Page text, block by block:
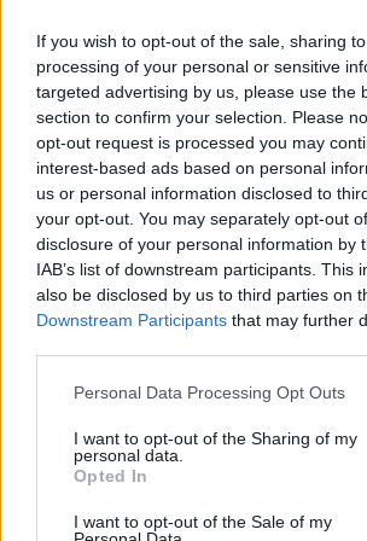
If you wish to opt-out of the sale, sharing
processing of your personal or sensitive
targeted advertising by us, please use the
section to confirm your selection. Please
opt-out request is processed you may
interest-based ads based on personal
us or personal information disclosed to
your opt-out. You may separately opt-out
disclosure of your personal information by
IAB’s list of downstream participants. This
also be disclosed by us to third parties on
Downstream Participants that may further
Please note that this website/app uses one
not limited to your visit or usage behaviour.
grant or deny consent to Google and its
use your data for below specified purposes
consent section.
Personal Data Processing Opt Outs
I want to opt-out of the Sharing of my
personal data.
Opted In
I want to opt-out of the Sale of my
mondta.
Az AP kritikusa, akinek cikkét
tucatnyi újság átvette, Vizin
eleven alakítását dicsérte,
már a világ sok operaházában
sikert ért el a tüzes cigánylány
"Ebben a szerepben én
tudtam mutatni" - mondta az
hozzátéve, álmodni sem mert
Metropolitan Operában egy
főszerepébe ugorhasson be.
fogalmazott. Mint kifejtette, új
meg az előtt, aki színvonalasan